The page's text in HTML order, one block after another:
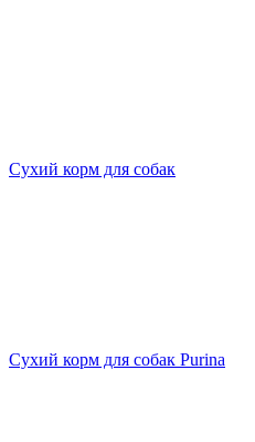
Сухий корм для собак
Сухий корм для собак Purina